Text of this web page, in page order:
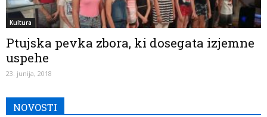
Kultura
Ptujska pevka zbora, ki dosegata izjemne
uspehe
23. junija, 2018
NOVOSTI